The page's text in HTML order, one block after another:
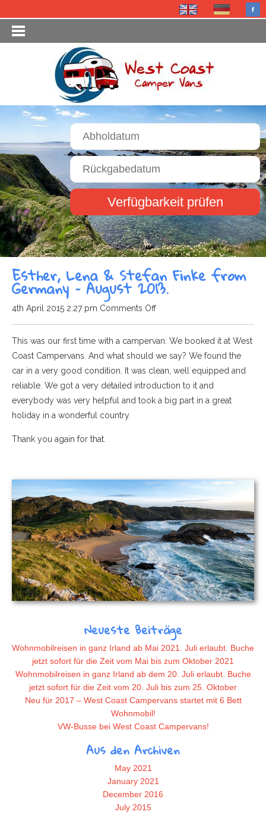
Verfügbarkeit prüfen
Esther, Lena & Stefan Finke from
Germany – August 2013.
4th April 2015 2:27 pm Comments Offon
Esther,
Lena
&
Stefan
Finke
from
This was our first time with a campervan. We booked it at West
Coast Campervans. And what should we say? We found the
car in a very good condition. It was clean, well equipped and
reliable. We got a very detailed introduction to it and
everybody was very helpful and took a big part in a great
holiday in a wonderful country.
Thank you again for that.
Neueste Beiträge
Wohnmobilreisen in ganz Irland ab Mai 2021. Juli erlaubt. Buche
jetzt sofort für die Zeit vom Mai bis zum Oktober 2021
Wohnmobilreisen in ganz Irland ab dem 20. Juli erlaubt. Buche
jetzt sofort für die Zeit vom 20. Juli bis zum 25. Oktober
Neu für 2017 – West Coast Campervans startet mit 6 Bett
Wohnmobil!
VW-Busse bei West Coast Campervans!
Aus den Archiven
May 2021
January 2021
December 2016
July 2015